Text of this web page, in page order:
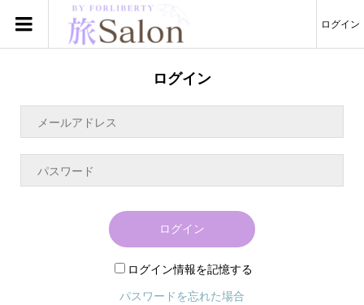
ログイン
ログイン
ログイン
ログイン情報を記憶する
パスワードを忘れた場合